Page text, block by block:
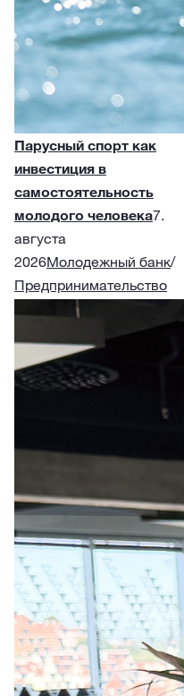
Парусный спорт как
инвестиция в
самостоятельность
молодого человека7.
августа
2026Молодежный банк/
Предпринимательство